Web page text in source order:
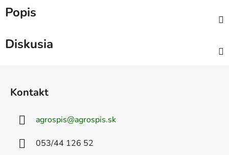
Popis
Diskusia
Kontakt
agrospis@agrospis.sk
053/44 126 52